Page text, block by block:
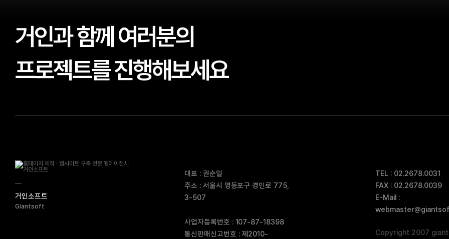
거인과 함께 여러분의
프로젝트를 진행해보세요
거인소프트
Giantsoft
대표 : 권순일
주소 : 서울시 영등포구 경인로 775,
3-507
사업자등록번호 : 107-87-18398
통신판매신고번호 : 제2010-
TEL : 02.2678.0031
FAX : 02.2678.0039
E-Mail :
Copyright 2007